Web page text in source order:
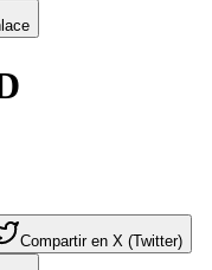
Compartir en X (Twitter)